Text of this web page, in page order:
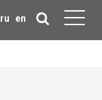
ru en